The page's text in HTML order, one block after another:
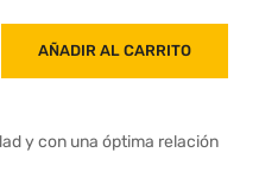
AÑADIR AL CARRITO
y con una óptima relación